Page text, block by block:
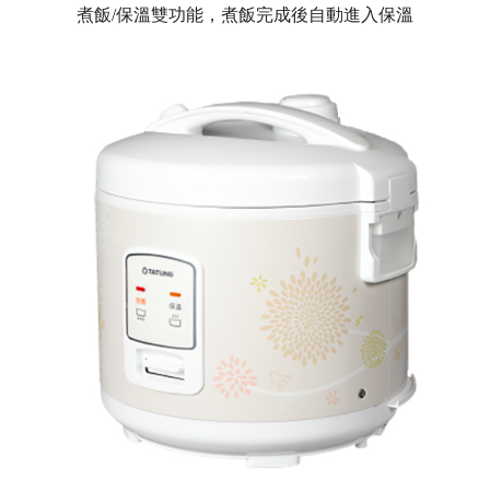
煮飯/保溫雙功能，煮飯完成後自動進入保溫